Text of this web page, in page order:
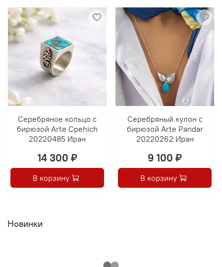
Серебряное кольцо с
бирюзой Arte Сpehich
20220485 Иран
14 300 ₽
В корзину
Серебряный кулон с
бирюзой Arte Pandar
20220262 Иран
9 100 ₽
В корзину
Новинки